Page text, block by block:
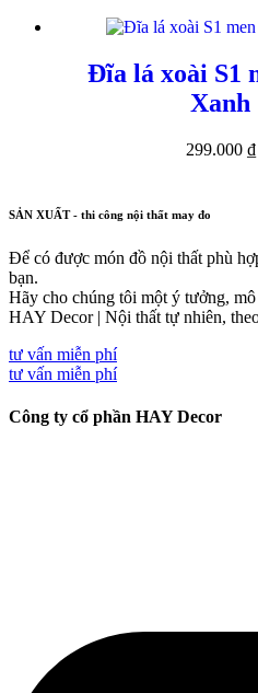
Đĩa lá xoài S1
Xanh
299.000 ₫
SẢN XUẤT - thi công nội thất may đo
Để có được món đồ nội thất phù
bạn.
Hãy cho chúng tôi một ý tưởng,
HAY Decor | Nội thất tự nhiên,
tư vấn miễn phí
tư vấn miễn phí
Công ty cổ phần HAY Decor